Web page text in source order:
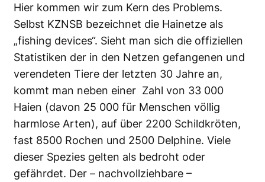
Hier kommen wir zum Kern des Problems.
Selbst KZNSB bezeichnet die Hainetze als
„fishing devices“. Sieht man sich die offiziellen
Statistiken der in den Netzen gefangenen und
verendeten Tiere der letzten 30 Jahre an,
kommt man neben einer Zahl von 33 000
Haien (davon 25 000 für Menschen völlig
harmlose Arten), auf über 2200 Schildkröten,
fast 8500 Rochen und 2500 Delphine. Viele
dieser Spezies gelten als bedroht oder
gefährdet. Der – nachvollziehbare –